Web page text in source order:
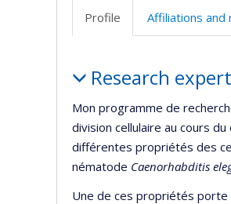
Profile Affiliations and
Research
Mon programme de
division cellulaire au cours
différentes propriétés des
nématode Caenorhabditis
Une de ces propriétés porte